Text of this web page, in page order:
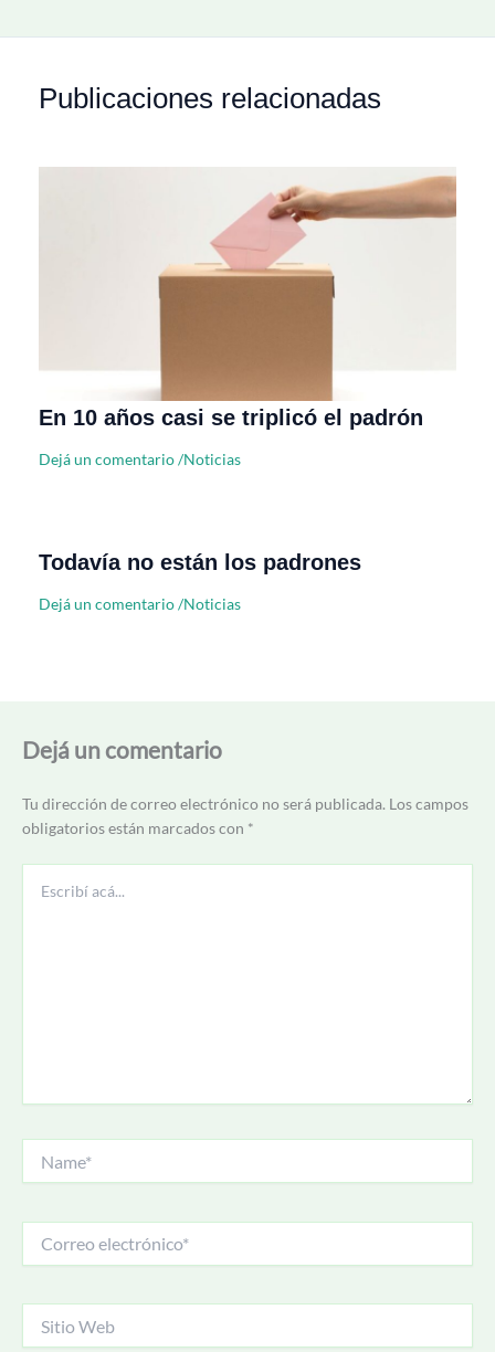
Publicaciones relacionadas
En 10 años casi se triplicó el padrón
Dejá un comentario/Noticias
Todavía no están los padrones
Dejá un comentario/Noticias
Dejá un comentario
Tu dirección de correo electrónico no será publicada. Los campos
obligatorios están marcados con *
acá...
electrónico*
Web